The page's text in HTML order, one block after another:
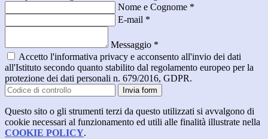
Nome e Cognome *
E-mail *
Messaggio *
Accetto l'informativa privacy e acconsento all'invio dei dati
all'Istituto secondo quanto stabilito dal regolamento europeo per la
protezione dei dati personali n. 679/2016, GDPR.
Invia form
Questo sito o gli strumenti terzi da questo utilizzati si avvalgono di
cookie necessari al funzionamento ed utili alle finalità illustrate nella
COOKIE POLICY.